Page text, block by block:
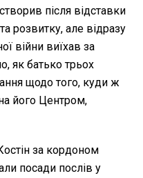
після відставки
розвитку, але відразу
війни виїхав за
як батько трьох
щодо того, куди ж
його Центром,
за кордоном
посади послів у